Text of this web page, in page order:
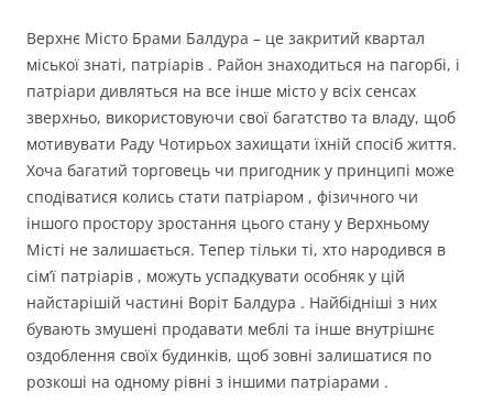
Верхнє Місто Брами Балдура – це закритий квартал
міської знаті, патріарів . Район знаходиться на пагорбі, і
патріари дивляться на все інше місто у всіх сенсах
зверхньо, використовуючи свої багатство та владу, щоб
мотивувати Раду Чотирьох захищати їхній спосіб життя.
Хоча багатий торговець чи пригодник у принципі може
сподіватися колись стати патріаром , фізичного чи
іншого простору зростання цього стану у Верхньому
Місті не залишається. Тепер тільки ті, хто народився в
сім’ї патріарів , можуть успадкувати особняк у цій
найстарішій частині Воріт Балдура . Найбідніші з них
бувають змушені продавати меблі та інше внутрішнє
оздоблення своїх будинків, щоб зовні залишатися по
розкоші на одному рівні з іншими патріарами .